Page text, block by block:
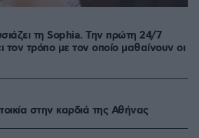
τη Sophia. Την πρώτη 24/7
τρόπο με τον οποίο μαθαίνουν οι
στην καρδιά της Αθήνας